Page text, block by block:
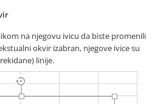
na njegovu ivicu da biste promenili
okvir izabran, njegove ivice su
linije.